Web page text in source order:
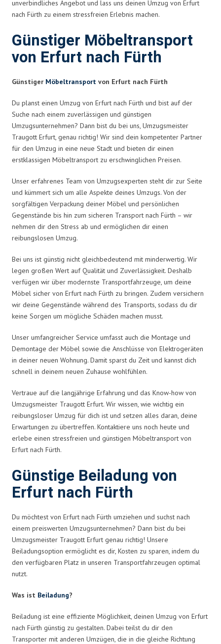
unverbindliches Angebot und lass uns deinen Umzug von Erfurt
nach Fürth zu einem stressfreien Erlebnis machen.
Günstiger Möbeltransport
von Erfurt nach Fürth
Günstiger Möbeltransport von Erfurt nach Fürth
Du planst einen Umzug von Erfurt nach Fürth und bist auf der
Suche nach einem zuverlässigen und günstigen
Umzugsunternehmen? Dann bist du bei uns, Umzugsmeister
Traugott Erfurt, genau richtig! Wir sind dein kompetenter Partner
für den Umzug in eine neue Stadt und bieten dir einen
erstklassigen Möbeltransport zu erschwinglichen Preisen.
Unser erfahrenes Team von Umzugsexperten steht dir zur Seite
und kümmert sich um alle Aspekte deines Umzugs. Von der
sorgfältigen Verpackung deiner Möbel und persönlichen
Gegenstände bis hin zum sicheren Transport nach Fürth – wir
nehmen dir den Stress ab und ermöglichen dir einen
reibungslosen Umzug.
Bei uns ist günstig nicht gleichbedeutend mit minderwertig. Wir
legen großen Wert auf Qualität und Zuverlässigkeit. Deshalb
verfügen wir über modernste Transportfahrzeuge, um deine
Möbel sicher von Erfurt nach Fürth zu bringen. Zudem versichern
wir deine Gegenstände während des Transports, sodass du dir
keine Sorgen um mögliche Schäden machen musst.
Unser umfangreicher Service umfasst auch die Montage und
Demontage der Möbel sowie die Anschlüsse von Elektrogeräten
in deiner neuen Wohnung. Damit sparst du Zeit und kannst dich
schnell in deinem neuen Zuhause wohlfühlen.
Vertraue auf die langjährige Erfahrung und das Know-how von
Umzugsmeister Traugott Erfurt. Wir wissen, wie wichtig ein
reibungsloser Umzug für dich ist und setzen alles daran, deine
Erwartungen zu übertreffen. Kontaktiere uns noch heute und
erlebe einen stressfreien und günstigen Möbeltransport von
Erfurt nach Fürth.
Günstige Beiladung von
Erfurt nach Fürth
Du möchtest von Erfurt nach Fürth umziehen und suchst nach
einem preiswerten Umzugsunternehmen? Dann bist du bei
Umzugsmeister Traugott Erfurt genau richtig! Unsere
Beiladungsoption ermöglicht es dir, Kosten zu sparen, indem du
den verfügbaren Platz in unseren Transportfahrzeugen optimal
nutzt.
Was ist Beiladung?
Beiladung ist eine effiziente Möglichkeit, deinen Umzug von Erfurt
nach Fürth günstig zu gestalten. Dabei teilst du dir den
Transporter mit anderen Umzügen, die in die gleiche Richtung